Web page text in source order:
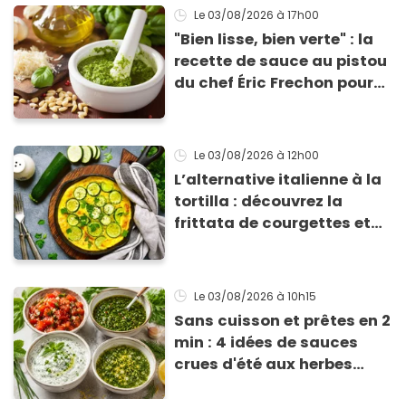
Le 03/08/2026 à 17h00
"Bien lisse, bien verte" : la
recette de sauce au pistou
du chef Éric Frechon pour
Le 03/08/2026 à 12h00
L’alternative italienne à la
tortilla : découvrez la
frittata de courgettes et
Le 03/08/2026 à 10h15
Sans cuisson et prêtes en 2
min : 4 idées de sauces
crues d'été aux herbes